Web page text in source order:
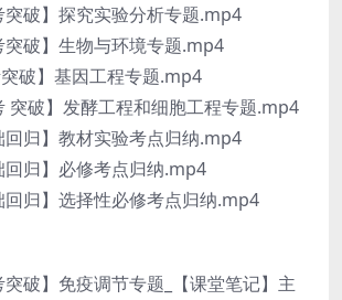
破】探究实验分析专题.mp4
破】生物与环境专题.mp4
破】基因工程专题.mp4
突破】发酵工程和细胞工程专题.mp4
归】教材实验考点归纳.mp4
回归】必修考点归纳.mp4
归】选择性必修考点归纳.mp4
破】免疫调节专题_【课堂笔记】主